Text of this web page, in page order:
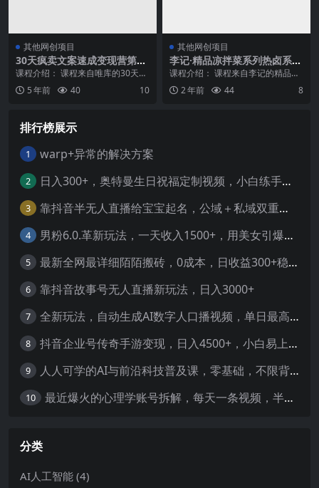
其他网创项目
30天疯卖文案速成变现营第四
期，价值799元
课程介绍： 课程来自唯库的30天疯
卖文案速成变现营第四期，价值79
9元。0基础、...
5 年前 40 10
其他网创项目
李记·精品凉拌菜系列热卤系列
教程
课程介绍： 课程来自李记的精品凉
拌菜系列热卤系列教程。领基础学
员，可以学会地道凉...
2 年前 44 8
排行榜展示
1 warp+异常的解决方案
2 日入300+，奥特曼生日祝福定制视频，小白练手项目-暖阳网
3 靠抖音半无人直播给宝宝起名，公域＋私域双重变现模式
4 男粉6.0.革新玩法，一天收入1500+，用美女引爆得物APP【揭秘】-暖阳网
5 最新全网最详细陌陌搬砖，0成本，日收益300+稳定收入【揭秘】
6 靠抖音故事号无人直播新玩法，日入3000+
7 全新玩法，自动生成AI数字人口播视频，单日最高3000+，能快速上手!-暖阳网
8 抖音企业号传奇手游变现，日入4500+，小白易上手
9 人人可学的AI与前沿科技普及课，零基础，不限背景通俗易懂，深入浅出-暖阳网
10 最近爆火的心理学账号拆解，每天一条视频，半个小时解决，轻松日入三百+-暖阳网
分类
AI人工智能 (4)